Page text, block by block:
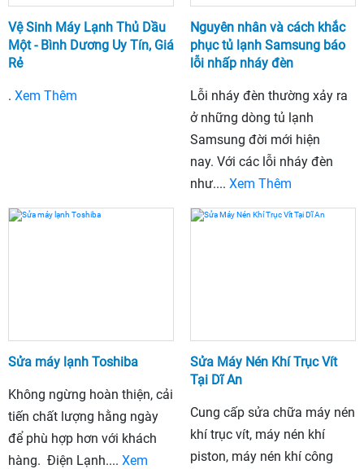
Vệ Sinh Máy Lạnh Thủ Dầu
Một - Bình Dương Uy Tín, Giá
Rẻ
. Xem Thêm
Nguyên nhân và cách khắc
phục tủ lạnh Samsung báo
lỗi nhấp nháy đèn
Lỗi nháy đèn thường xảy ra
ở những dòng tủ lạnh
Samsung đời mới hiện
nay. Với các lỗi nháy đèn
như.... Xem Thêm
Sửa máy lạnh Toshiba
Không ngừng hoàn thiện, cải
tiến chất lượng hằng ngày
để phù hợp hơn với khách
hàng. Điện Lạnh.... Xem
Sửa Máy Nén Khí Trục Vít
Tại Dĩ An
Cung cấp sửa chữa máy nén
khí trục vít, máy nén khí
piston, máy nén khí công